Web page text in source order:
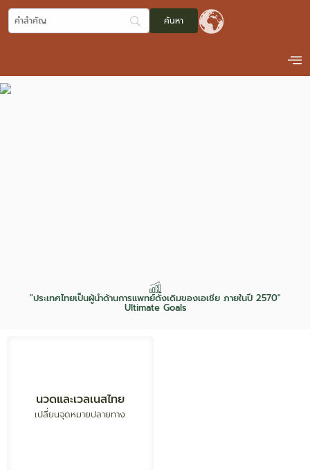
"ประเทศไทยเป็นผู้นำด้านการแพทย์ดั้งเดิมของเอเชีย ภายในปี 2570"
Ultimate Goals
นวดและเวลเนสไทย
เปลี่ยนจุดหมายปลายทาง
ยกระดับอุตสาหกรรม
ให้กลายเป็นมาตรฐานโลก